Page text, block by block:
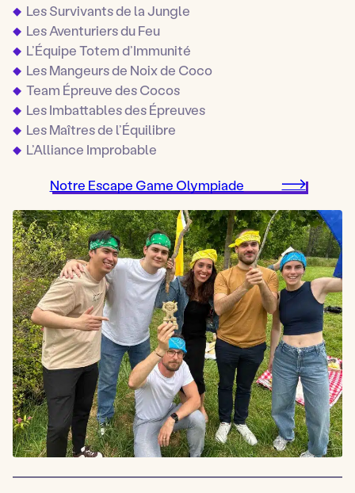
Les Survivants de la Jungle
Les Aventuriers du Feu
L’Équipe Totem d’Immunité
Les Mangeurs de Noix de Coco
Team Épreuve des Cocos
Les Imbattables des Épreuves
Les Maîtres de l’Équilibre
L’Alliance Improbable
Notre Escape Game Olympiade